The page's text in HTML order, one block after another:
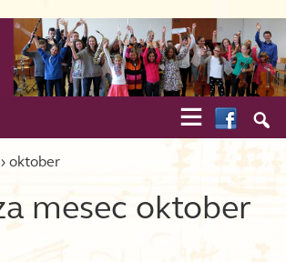


› oktober
mesec oktober